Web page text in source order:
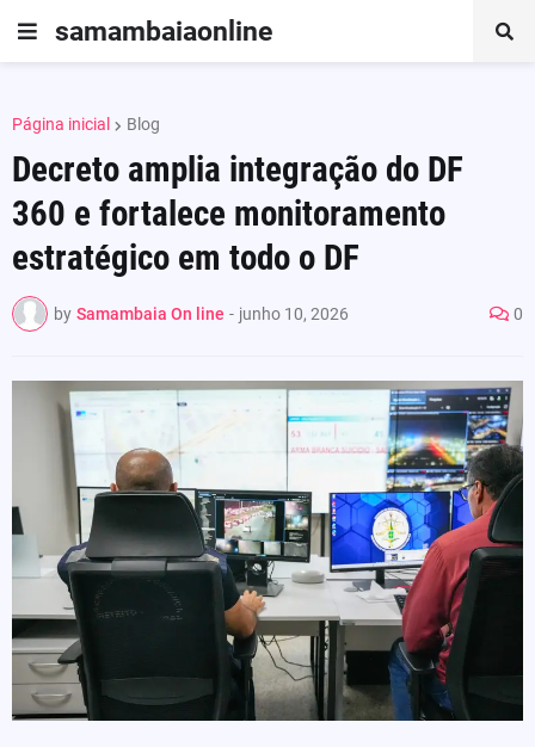
samambaiaonline
Página inicial Blog
Decreto amplia integração do DF
360 e fortalece monitoramento
estratégico em todo o DF
by Samambaia On line - junho 10, 2026 0